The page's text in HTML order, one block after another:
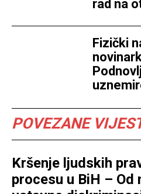
rad na
Fizički
POVEZANE
Kršenje ljudskih
procesu u BiH – Od